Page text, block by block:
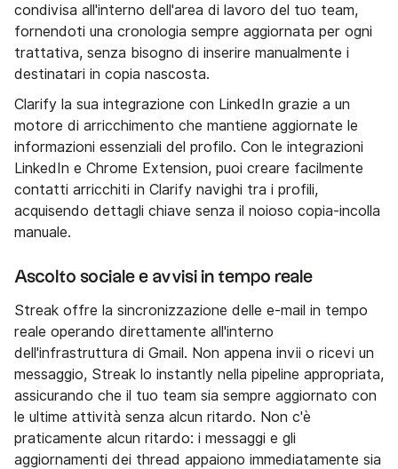
condivisa all'interno dell'area di lavoro del tuo team,
fornendoti una cronologia sempre aggiornata per ogni
trattativa, senza bisogno di inserire manualmente i
destinatari in copia nascosta.
Clarify la sua integrazione con LinkedIn grazie a un
motore di arricchimento che mantiene aggiornate le
informazioni essenziali del profilo. Con le integrazioni
LinkedIn e Chrome Extension, puoi creare facilmente
contatti arricchiti in Clarify navighi tra i profili,
acquisendo dettagli chiave senza il noioso copia-incolla
manuale.
Ascolto sociale e avvisi in tempo reale
Streak offre la sincronizzazione delle e-mail in tempo
reale operando direttamente all'interno
dell'infrastruttura di Gmail. Non appena invii o ricevi un
messaggio, Streak lo instantly nella pipeline appropriata,
assicurando che il tuo team sia sempre aggiornato con
le ultime attività senza alcun ritardo. Non c'è
praticamente alcun ritardo: i messaggi e gli
aggiornamenti dei thread appaiono immediatamente sia